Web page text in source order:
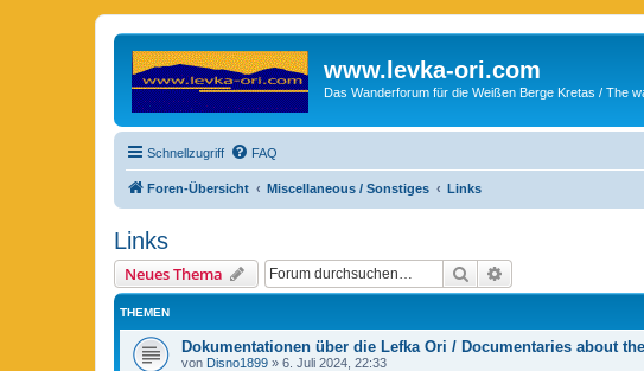
www.levka-ori.com
Das Wanderforum für die Weißen Berge Kretas / The
Schnellzugriff FAQ
Foren-Übersicht Miscellaneous / Sonstiges Links
Links
Neues Thema Suche
THEMEN
Dokumentationen über die Lefka Ori / Documentaries about
von Disno1899 » 6. Juli 2024, 22:33